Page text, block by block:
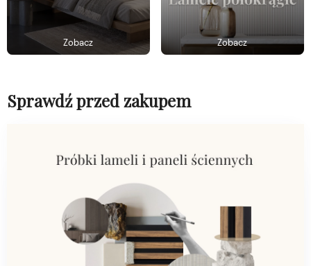
Zobacz Zobacz
Sprawdź przed zakupem